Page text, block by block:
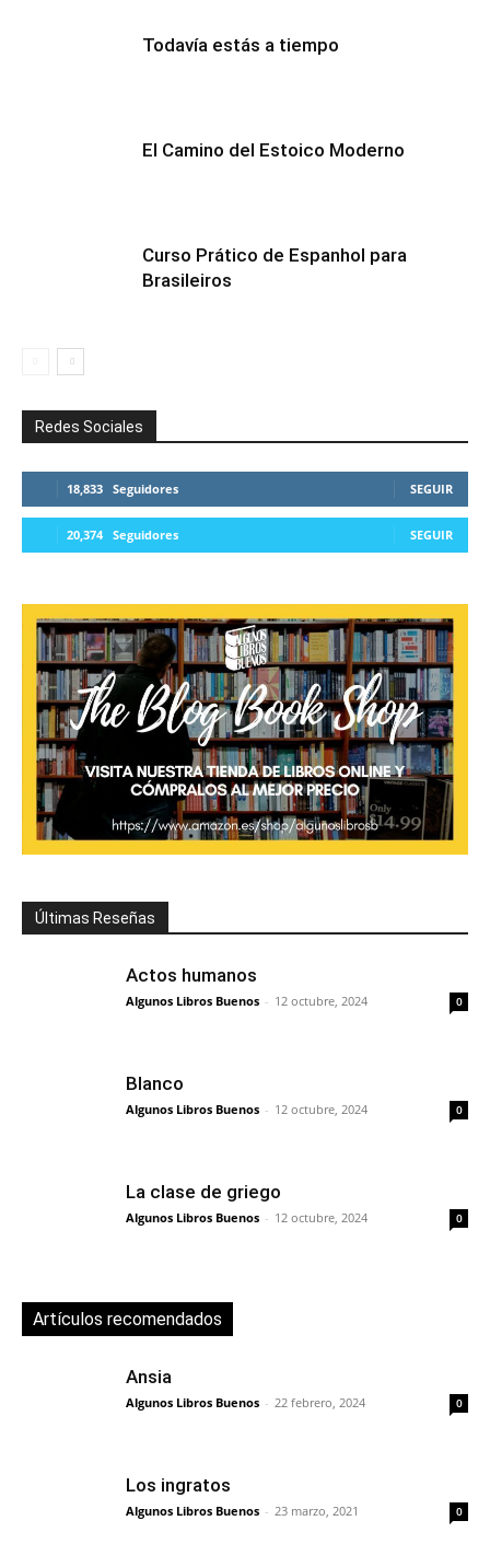
Todavía estás a tiempo
El Camino del Estoico Moderno
Curso Prático de Espanhol para
Brasileiros
Redes Sociales
18,833 Seguidores SEGUIR
20,374 Seguidores SEGUIR
Últimas Reseñas
Actos humanos
Algunos Libros Buenos - 12 octubre, 2024 0
Blanco
Algunos Libros Buenos - 12 octubre, 2024 0
La clase de griego
Algunos Libros Buenos - 12 octubre, 2024 0
Artículos recomendados
Ansia
Algunos Libros Buenos - 22 febrero, 2024 0
Los ingratos
Algunos Libros Buenos - 23 marzo, 2021 0